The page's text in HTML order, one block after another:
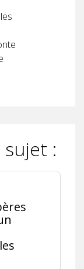
sujet :